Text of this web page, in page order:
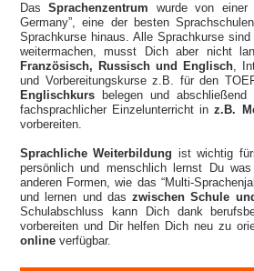
DasSprachenzentrum wurde von einer
Germany”, eine der besten
Sprachkurse hinaus. Alle Sprachkurse
weitermachen, musst Dich aber nicht
Französisch, Russisch und Englisch,
und Vorbereitungskurse z.B. für den
Englischkurs belegen und
fachsprachlicher Einzelunterricht inz.B.
vorbereiten.
Sprachliche Weiterbildung ist wichtig
persönlich und menschlich lernst Du
anderen Formen, wie das “Multi-
und lernen und das zwischen Schule
Schulabschluss kann Dich dank
vorbereiten und Dir helfen Dich neu zu
online verfügbar.